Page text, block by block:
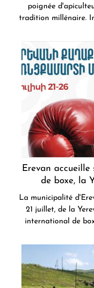
poignée
tradition millénaire.
Erevan
de boxe, la
La municipalité
21 juillet, de la
international de